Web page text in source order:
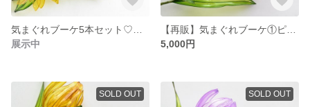
展示中
5,000円
SOLD OUT SOLD OUT